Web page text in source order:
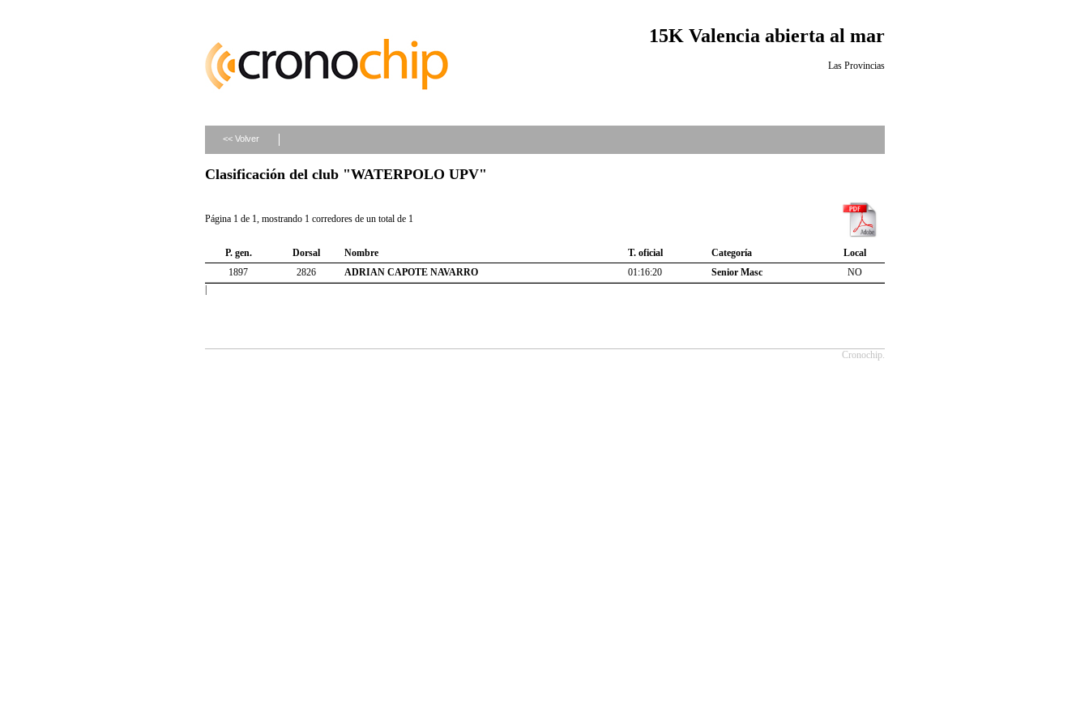
15K Valencia abierta al mar
Las Provincias
<< Volver
Clasificación del club "WATERPOLO UPV"
Página 1 de 1, mostrando 1 corredores de un total de 1
P. gen. Dorsal Nombre T. oficial Categoría
Local
1897
2826 ADRIAN CAPOTE NAVARRO 01:16:20 Senior Masc
NO
|
Cronochip.